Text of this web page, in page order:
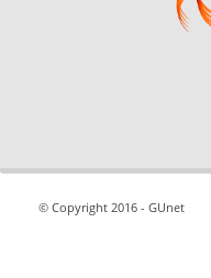
© Copyright 2016 - GUnet